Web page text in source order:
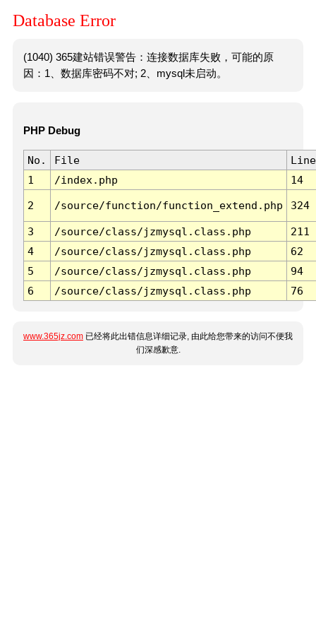
Database Error
(1040) 365建站错误警告：连接数据库失败，可能的原
因：1、数据库密码不对; 2、mysql未启动。
PHP Debug
No. File
Line
1
/index.php 14
2 /source/function/function_extend.php 324
3 /source/class/jzmysql.class.php
211
4
/source/class/jzmysql.class.php
62
5
/source/class/jzmysql.class.php
94
6
/source/class/jzmysql.class.php 76
www.365jz.com 已经将此出错信息详细记录, 由此给您带来的访问不便我
们深感歉意.